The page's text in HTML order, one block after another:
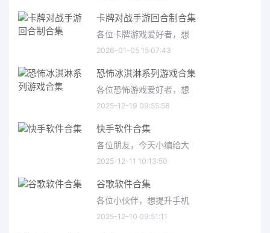
卡牌对战手游回合制合集
各位卡牌游戏爱好者，想
2026-01-05 15:07:43
恐怖冰淇淋系列游戏合集
各位恐怖游戏爱好者，想
2025-12-19 09:55:58
快手软件合集
各位朋友，今天小编给大
2025-12-11 10:13:50
谷歌软件合集
各位小伙伴，想提升手机
2025-12-10 09:51:11